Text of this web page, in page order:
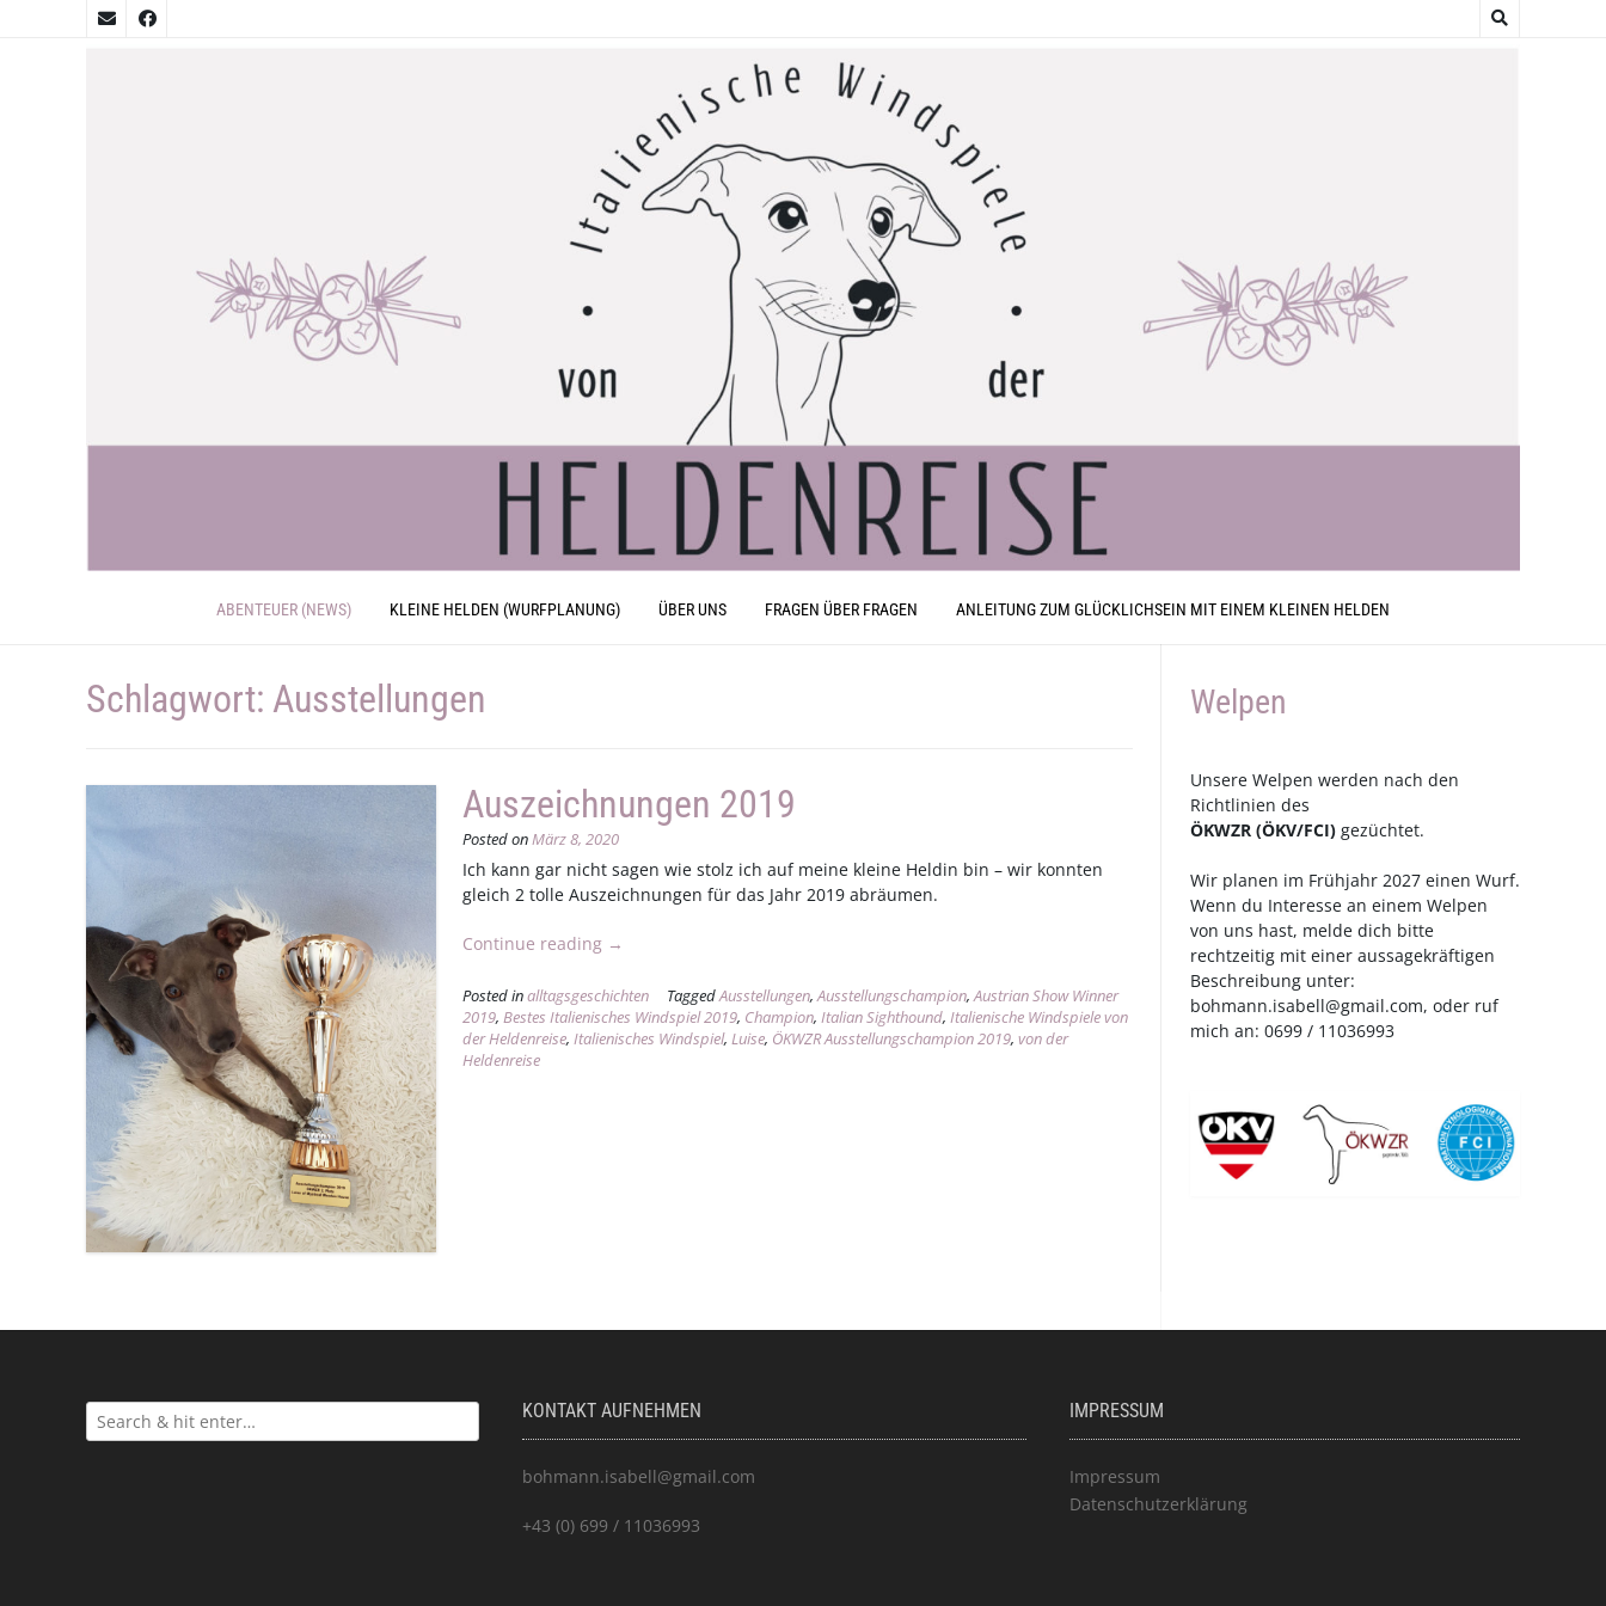
ABENTEUER (NEWS) KLEINE HELDEN (WURFPLANUNG) ÜBER UNS FRAGEN ÜBER FRAGEN ANLEITUNG ZUM GLÜCKLICHSEIN MIT EINEM KLEINEN HELDEN
Schlagwort: Ausstellungen
Auszeichnungen 2019
Posted onMärz 8, 2020
Ich kann gar nicht sagen wie stolz ich auf meine kleine Heldin bin – wir konnten
gleich 2 tolle Auszeichnungen für das Jahr 2019 abräumen.
Continue reading „Auszeichnungen
→
Posted inalltagsgeschichten TaggedAusstellungen,Ausstellungschampion,Austrian Show Winner
2019,Bestes Italienisches Windspiel 2019, Champion,Italian Sighthound,Italienische Windspiele von
der Heldenreise,Italienisches Windspiel,Luise, ÖKWZR Ausstellungschampion 2019,von der
Heldenreise
Welpen
Unsere Welpen werden nach den
Richtlinien des
ÖKWZR (ÖKV/FCI) gezüchtet.
Wir planen im Frühjahr 2027 einen Wurf.
Wenn du Interesse an einem Welpen
von uns hast, melde dich bitte
rechtzeitig mit einer aussagekräftigen
Beschreibung unter:
bohmann.isabell@gmail.com, oder ruf
mich an: 0699 / 11036993
KONTAKT AUFNEHMEN
bohmann.isabell@gmail.com
+43 (0) 699 / 11036993
IMPRESSUM
Impressum
Datenschutzerklärung